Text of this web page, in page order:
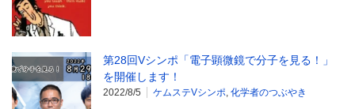
第28回Vシンポ「電子顕微鏡で分子を見る！」
を開催します！
2022/8/5 ケムステVシンポ 化学者のつぶやき